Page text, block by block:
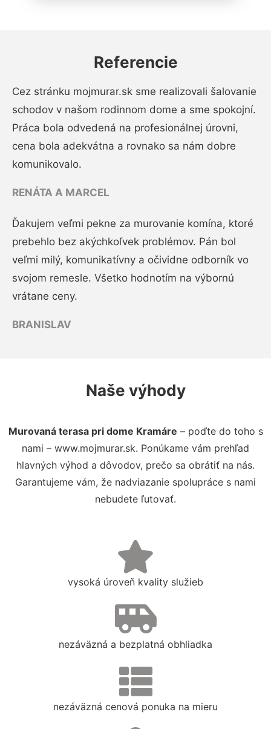
Referencie
Cez stránku mojmurar.sk sme realizovali šalovanie
schodov v našom rodinnom dome a sme spokojní.
Práca bola odvedená na profesionálnej úrovni,
cena bola adekvátna a rovnako sa nám dobre
komunikovalo.
RENÁTA A MARCEL
Ďakujem veľmi pekne za murovanie komína, ktoré
prebehlo bez akýchkoľvek problémov. Pán bol
veľmi milý, komunikatívny a očividne odborník vo
svojom remesle. Všetko hodnotím na výbornú
vrátane ceny.
BRANISLAV
Naše výhody
Murovaná terasa pri dome Kramáre – poďte do toho s
nami – www.mojmurar.sk. Ponúkame vám prehľad
hlavných výhod a dôvodov, prečo sa obrátiť na nás.
Garantujeme vám, že nadviazanie spolupráce s nami
nebudete ľutovať.
vysoká úroveň kvality služieb
nezáväzná a bezplatná obhliadka
nezáväzná cenová ponuka na mieru